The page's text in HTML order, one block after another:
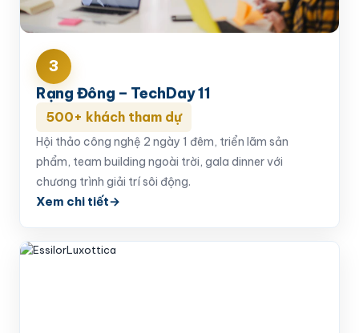
3
Rạng Đông – TechDay 11
500+ khách tham dự
Hội thảo công nghệ 2 ngày 1 đêm, triển lãm sản
phẩm, team building ngoài trời, gala dinner với
chương trình giải trí sôi động.
Xem chi tiết